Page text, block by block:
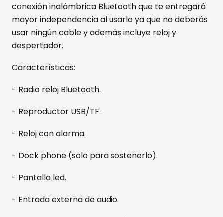
conexión inalámbrica Bluetooth que te entregará
mayor independencia al usarlo ya que no deberás
usar ningún cable y además incluye reloj y
despertador.
Características:
- Radio reloj Bluetooth.
- Reproductor USB/TF.
- Reloj con alarma.
- Dock phone (solo para sostenerlo).
- Pantalla led.
- Entrada externa de audio.